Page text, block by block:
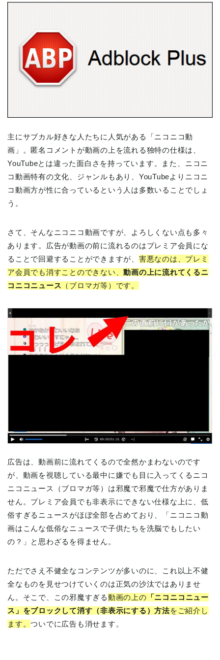
主にサブカル好きな人たちに人気がある「ニコニコ動
画」。匿名コメントが動画の上を流れる独特の仕様は、
YouTubeとは違った面白さを持っています。また、ニコニ
コ動画特有の文化、ジャンルもあり、YouTubeよりニコニ
コ動画方が性に合っているという人は多数いることでしょ
う。
さて、そんなニコニコ動画ですが、よろしくない点も多々
あります。広告が動画の前に流れるのはプレミア会員にな
ることで回避することができますが、 害悪なのは、プレミ
ア会員でも消すことのできない、動画の上に流れてくるニ
コニコニュース （ブロマガ等）です。
広告は、動画前に流れてくるので全然かまわないのです
が、動画を視聴している最中に嫌でも目に入ってくるニコ
ニコニュース（ブロマガ等）は邪魔で邪魔で仕方がありま
せん。プレミア会員でも非表示にできない仕様な上に、低
俗すぎるニュースがほぼ全部を占めており、「ニコニコ動
画はこんな低俗なニュースで子供たちを洗脳でもしたい
の？」と思わざるを得ません。
ただでさえ不健全なコンテンツが多いのに、これ以上不健
全なものを見せつけていくのは正気の沙汰ではありませ
ん。そこで、この邪魔すぎる動画の上の 「ニコニコニュー
ス」をブロックして消す（非表示にする）方法をご紹介し
ます。ついでに広告も消せます。